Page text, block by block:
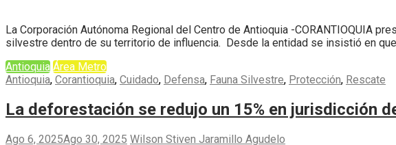
La Corporación Autónoma Regional del Centro de Antioquia -CORANTIOQUIA
silvestre dentro de su territorio de influencia. Desde la entidad se insistió en
Antioquia Área Metro
Antioquia, Corantioquia, Cuidado, Defensa, Fauna Silvestre, Protección, Rescate
La deforestación se redujo un 15% en jurisdicción
Ago 6, 2025Ago 30, 2025 Wilson Stiven Jaramillo Agudelo